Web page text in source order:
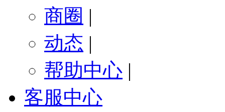
商圈 |
动态 |
帮助中心 |
客服中心